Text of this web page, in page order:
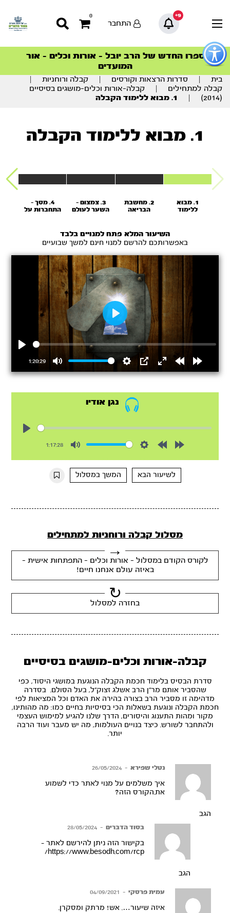
כפתור
לפתיחת
תפריט
9+
0
התחבר
סדרות הפודקאסטים
הסדרה המובילה החודש – דרך המלך
ספרו החדש של הרב יובל – אורות וכלים – אור
המועדים
הצטרפו למהפכת הבריאות הטבעית >
סדרות הפודקאסטים
הסדרה המובילה החודש – דרך המלך
תוכן
מרכזי
בית סדרות הרצאות וקורסים קבלה ורוחניות
קבלה למתחילים
קבלה-אורות וכלים-מושגים בסיסיים
(2014)
1. מבוא ללימוד הקבלה
1. מבוא ללימוד הקבלה
1. מבוא
ללימוד
2. מחשבת
הבריאה
3. צמצום -
השער לעולם
4. מסך -
התחברות על
השיעור המלא פתח למנויים בלבד
באפשרותכם להרשם למנוי חינם למשך שבועיים
1:20:29
Mute Settings
PIP
EnterRewindForward
Play
נגן אודיו
1:17:28
10s
10s
לשיעור הבא
המשך במסלול
מסלול קבלה ורוחניות למתחילים
לקורס הקודם במסלול - אורות וכלים - התפתחות אישית -
באיזה עולם אנחנו חיים!
בחזרה למסלול
קבלה-אורות וכלים-מושגים בסיסיים
סדרת הבסיס בלימוד חכמת הקבלה הנוגעת במושגי היסוד, כפי
שהסביר אותם מר"ן הרב אשלג זצוק"ל, בעל הסולם. בסדרה
מדהימה זו מסביר הרב בצורה בהירה את האדם וכל המציאות לפי
חכמת הקבלה ונוגעת בשאלות הכי בסיסיות בחיים כמו: מה מהותינו,
מקור ומהות התענוג והיסורים, הדרך שלנו להגיע למימוש העצמי
ולהתחבר לשורש. כיצד בנויים העולמות, מה יש מעבר ועוד הרבה
יותר.
נטלי שפירא –
26/05/2024
איך משלמים על מנוי לאתר כדי לשמוע
את.הקורס הזה?
הגב
בסוד הדברים –
28/05/2024
בקישור הזה ניתן להירשם לאתר –
https://www.besodh.com/rcp/
הגב
עמית פרסקי –
04/09/2021
איזה שיעור…. אש! מרתק ומסקרן.